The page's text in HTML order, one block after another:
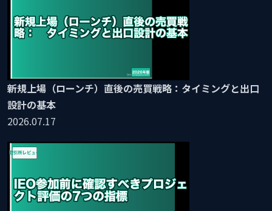
新規上場（ローンチ）直後の売買戦略：タイミングと出口
設計の基本
2026.07.17